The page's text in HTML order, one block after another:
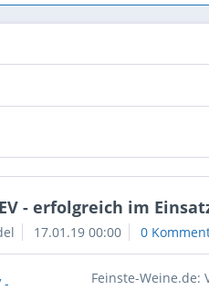
- erfolgreich im
17.01.19 00:00 0
Feinste-